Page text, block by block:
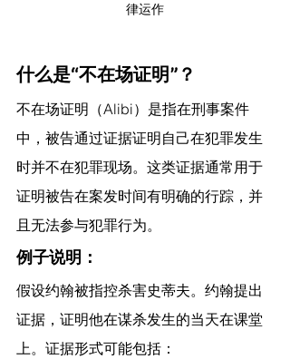
律运作
什么是“不在场证明”？
不在场证明（Alibi）是指在刑事案件
中，被告通过证据证明自己在犯罪发生
时并不在犯罪现场。这类证据通常用于
证明被告在案发时间有明确的行踪，并
且无法参与犯罪行为。
例子说明：
假设约翰被指控杀害史蒂夫。约翰提出
证据，证明他在谋杀发生的当天在课堂
上。证据形式可能包括：